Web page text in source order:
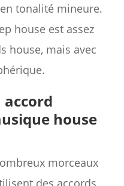
tonalité mineure.
house est assez
house, mais avec
house
morceaux
des accords